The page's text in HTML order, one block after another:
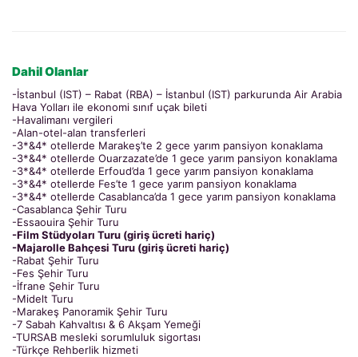
Dahil Olanlar
-İstanbul (IST) – Rabat (RBA) – İstanbul (IST) parkurunda Air Arabia
Hava Yolları ile ekonomi sınıf uçak bileti
-Havalimanı vergileri
-Alan-otel-alan transferleri
-3*&4* otellerde Marakeş’te 2 gece yarım pansiyon konaklama
-3*&4* otellerde Ouarzazate’de 1 gece yarım pansiyon konaklama
-3*&4* otellerde Erfoud’da 1 gece yarım pansiyon konaklama
-3*&4* otellerde Fes’te 1 gece yarım pansiyon konaklama
-3*&4* otellerde Casablanca’da 1 gece yarım pansiyon konaklama
-Casablanca Şehir Turu
-Essaouira Şehir Turu
-Film Stüdyoları Turu (giriş ücreti hariç)
-Majarolle Bahçesi Turu (giriş ücreti hariç)
-Rabat Şehir Turu
-Fes Şehir Turu
-İfrane Şehir Turu
-Midelt Turu
-Marakeş Panoramik Şehir Turu
-7 Sabah Kahvaltısı & 6 Akşam Yemeği
-TURSAB mesleki sorumluluk sigortası
-Türkçe Rehberlik hizmeti